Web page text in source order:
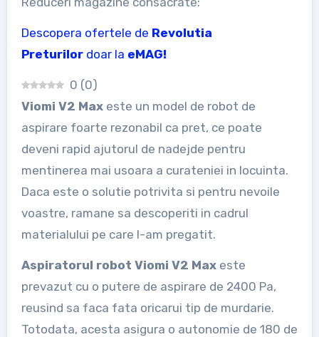
Descopera ofertele de Revolutia
Preturilor doar la eMAG!
0 (0)
Viomi V2 Max este un model de robot de
aspirare foarte rezonabil ca pret, ce poate
deveni rapid ajutorul de nadejde pentru
mentinerea mai usoara a curateniei in locuinta.
Daca este o solutie potrivita si pentru nevoile
voastre, ramane sa descoperiti in cadrul
materialului pe care l-am pregatit.
Aspiratorul robot Viomi V2 Max este
prevazut cu o putere de aspirare de 2400 Pa,
reusind sa faca fata oricarui tip de murdarie.
Totodata, acesta asigura o autonomie de 180 de